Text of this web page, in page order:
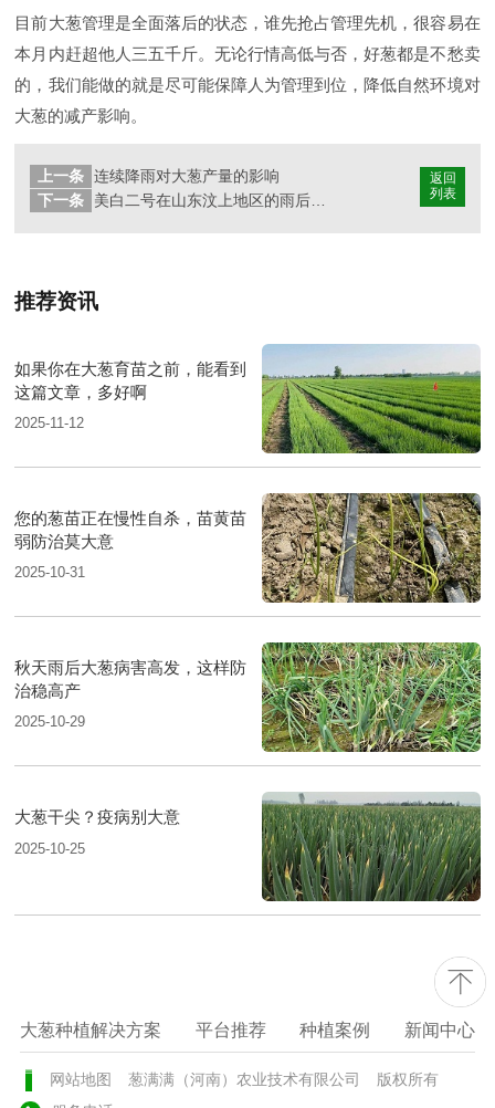
目前大葱管理是全面落后的状态，谁先抢占管理先机，很容易在
本月内赶超他人三五千斤。无论行情高低与否，好葱都是不愁卖
的，我们能做的就是尽可能保障人为管理到位，降低自然环境对
大葱的减产影响。
返回
列表
上一条 连续降雨对大葱产量的影响
下一条
美白二号在山东汶上地区的雨后表现
推荐资讯
如果你在大葱育苗之前，能看到
这篇文章，多好啊
2025-11-12
您的葱苗正在慢性自杀，苗黄苗
弱防治莫大意
2025-10-31
秋天雨后大葱病害高发，这样防
治稳高产
2025-10-29
大葱干尖？疫病别大意
2025-10-25
大葱种植解决方案 平台推荐 种植案例 新闻中心
网站地图 葱满满（河南）农业技术有限公司
版权所有